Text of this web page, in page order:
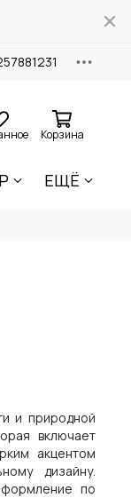
Корзина
ЕЩЁ
и природной
включает
акцентом
дизайну.
по